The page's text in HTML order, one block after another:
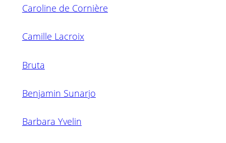
Caroline de Cornière
Camille Lacroix
Bruta
Benjamin Sunarjo
Barbara Yvelin